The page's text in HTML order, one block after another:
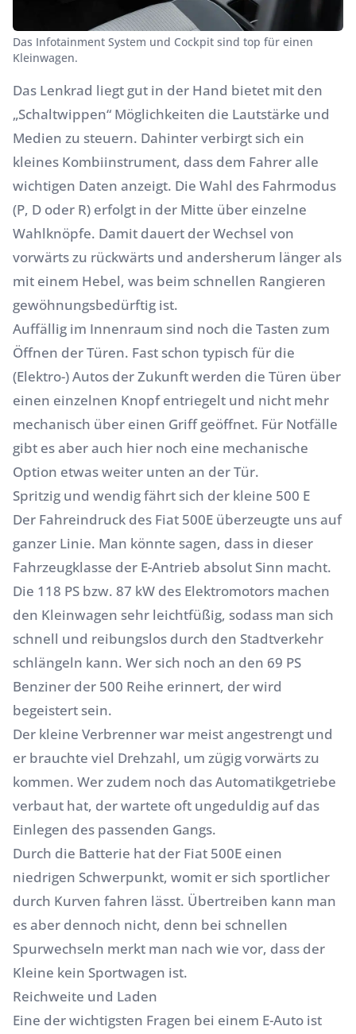
Das Infotainment System und Cockpit sind top für einen
Kleinwagen.
Das Lenkrad liegt gut in der Hand bietet mit den
„Schaltwippen“ Möglichkeiten die Lautstärke und
Medien zu steuern. Dahinter verbirgt sich ein
kleines Kombiinstrument, dass dem Fahrer alle
wichtigen Daten anzeigt. Die Wahl des Fahrmodus
(P, D oder R) erfolgt in der Mitte über einzelne
Wahlknöpfe. Damit dauert der Wechsel von
vorwärts zu rückwärts und andersherum länger als
mit einem Hebel, was beim schnellen Rangieren
gewöhnungsbedürftig ist.
Auffällig im Innenraum sind noch die Tasten zum
Öffnen der Türen. Fast schon typisch für die
(Elektro-) Autos der Zukunft werden die Türen über
einen einzelnen Knopf entriegelt und nicht mehr
mechanisch über einen Griff geöffnet. Für Notfälle
gibt es aber auch hier noch eine mechanische
Option etwas weiter unten an der Tür.
Spritzig und wendig fährt sich der kleine 500 E
Der Fahreindruck des Fiat 500E überzeugte uns auf
ganzer Linie. Man könnte sagen, dass in dieser
Fahrzeugklasse der E-Antrieb absolut Sinn macht.
Die 118 PS bzw. 87 kW des Elektromotors machen
den Kleinwagen sehr leichtfüßig, sodass man sich
schnell und reibungslos durch den Stadtverkehr
schlängeln kann. Wer sich noch an den 69 PS
Benziner der 500 Reihe erinnert, der wird
begeistert sein.
Der kleine Verbrenner war meist angestrengt und
er brauchte viel Drehzahl, um zügig vorwärts zu
kommen. Wer zudem noch das Automatikgetriebe
verbaut hat, der wartete oft ungeduldig auf das
Einlegen des passenden Gangs.
Durch die Batterie hat der Fiat 500E einen
niedrigen Schwerpunkt, womit er sich sportlicher
durch Kurven fahren lässt. Übertreiben kann man
es aber dennoch nicht, denn bei schnellen
Spurwechseln merkt man nach wie vor, dass der
Kleine kein Sportwagen ist.
Reichweite und Laden
Eine der wichtigsten Fragen bei einem E-Auto ist